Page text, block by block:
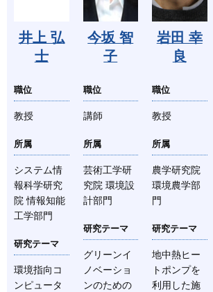
井上 弘
士
職位
教授
所属
システム情
報科学研究
院 情報知能
工学部門
研究テーマ
環境指向コ
ンピュータ
今坂 智
子
職位
講師
所属
芸術工学研
究院 環境設
計部門
研究テーマ
グリーンイ
ノベーショ
ンのための
岩田 幸
良
職位
教授
所属
農学研究院
環境農学部
門
研究テーマ
地中熱ヒー
トポンプを
利用した施